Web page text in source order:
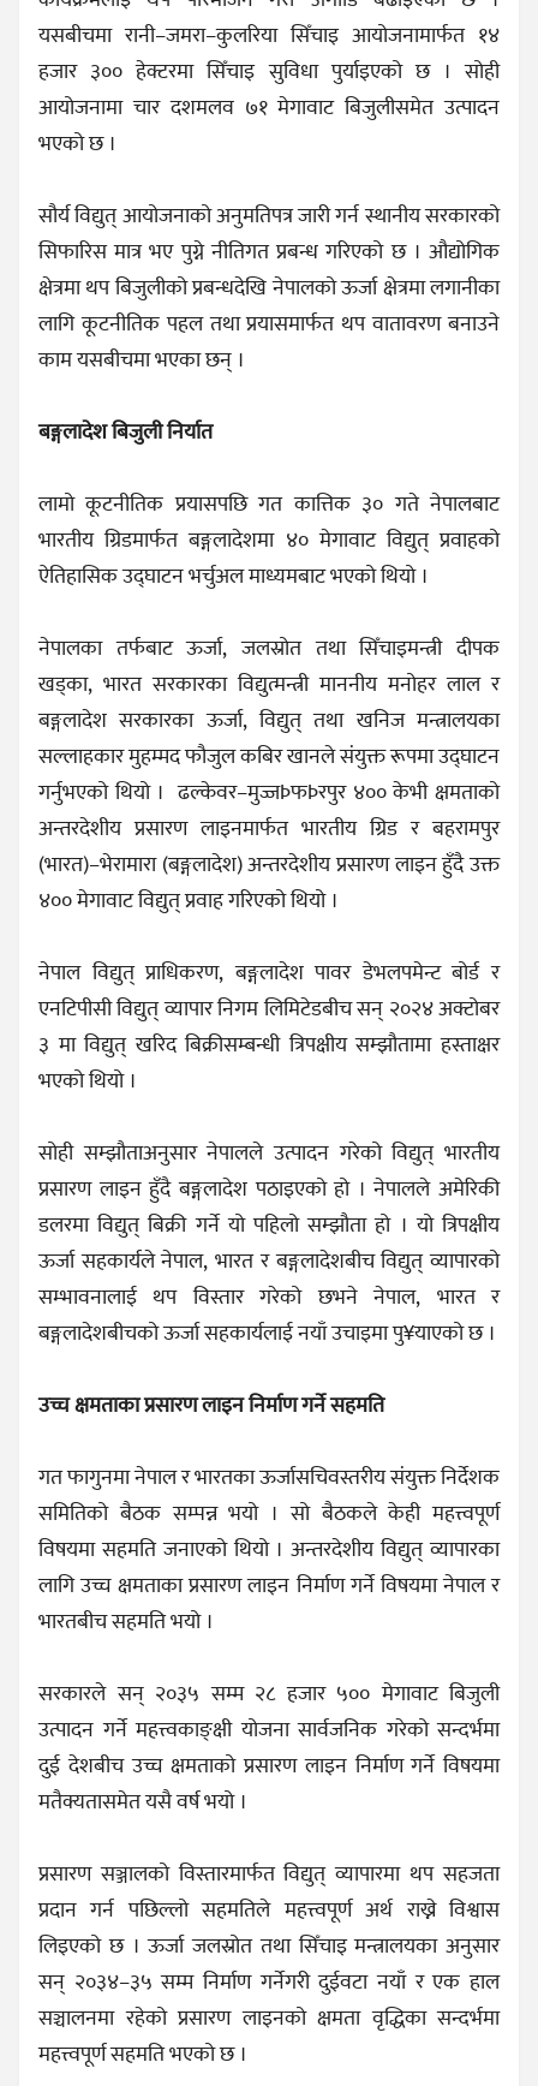
यसबीचमा रानी–जमरा–कुलरिया सिँचाइ आयोजनामार्फत १४
हजार ३०० हेक्टरमा सिँचाइ सुविधा पुर्याइएको छ । सोही
आयोजनामा चार दशमलव ७१ मेगावाट बिजुलीसमेत उत्पादन
भएको छ ।
सौर्य विद्युत् आयोजनाको अनुमतिपत्र जारी गर्न स्थानीय सरकारको
सिफारिस मात्र भए पुग्ने नीतिगत प्रबन्ध गरिएको छ । औद्योगिक
क्षेत्रमा थप बिजुलीको प्रबन्धदेखि नेपालको ऊर्जा क्षेत्रमा लगानीका
लागि कूटनीतिक पहल तथा प्रयासमार्फत थप वातावरण बनाउने
काम यसबीचमा भएका छन् ।
बङ्गलादेश बिजुली निर्यात
लामो कूटनीतिक प्रयासपछि गत कात्तिक ३० गते नेपालबाट
भारतीय ग्रिडमार्फत बङ्गलादेशमा ४० मेगावाट विद्युत् प्रवाहको
ऐतिहासिक उद्घाटन भर्चुअल माध्यमबाट भएको थियो ।
नेपालका तर्फबाट ऊर्जा, जलस्रोत तथा सिँचाइमन्त्री दीपक
खड्का, भारत सरकारका विद्युत्मन्त्री माननीय मनोहर लाल र
बङ्गलादेश सरकारका ऊर्जा, विद्युत् तथा खनिज मन्त्रालयका
सल्लाहकार मुहम्मद फौजुल कबिर खानले संयुक्त रूपमा उद्घाटन
गर्नुभएको थियो । ढल्केवर–मुज्जÞफÞरपुर ४०० केभी क्षमताको
अन्तरदेशीय प्रसारण लाइनमार्फत भारतीय ग्रिड र बहरामपुर
(भारत)–भेरामारा (बङ्गलादेश) अन्तरदेशीय प्रसारण लाइन हुँदै उक्त
४०० मेगावाट विद्युत् प्रवाह गरिएको थियो ।
नेपाल विद्युत् प्राधिकरण, बङ्गलादेश पावर डेभलपमेन्ट बोर्ड र
एनटिपीसी विद्युत् व्यापार निगम लिमिटेडबीच सन् २०२४ अक्टोबर
३ मा विद्युत् खरिद बिक्रीसम्बन्धी त्रिपक्षीय सम्झौतामा हस्ताक्षर
भएको थियो ।
सोही सम्झौताअनुसार नेपालले उत्पादन गरेको विद्युत् भारतीय
प्रसारण लाइन हुँदै बङ्गलादेश पठाइएको हो । नेपालले अमेरिकी
डलरमा विद्युत् बिक्री गर्ने यो पहिलो सम्झौता हो । यो त्रिपक्षीय
ऊर्जा सहकार्यले नेपाल, भारत र बङ्गलादेशबीच विद्युत् व्यापारको
सम्भावनालाई थप विस्तार गरेको छभने नेपाल, भारत र
बङ्गलादेशबीचको ऊर्जा सहकार्यलाई नयाँ उचाइमा पु¥याएको छ ।
उच्च क्षमताका प्रसारण लाइन निर्माण गर्ने सहमति
गत फागुनमा नेपाल र भारतका ऊर्जासचिवस्तरीय संयुक्त निर्देशक
समितिको बैठक सम्पन्न भयो । सो बैठकले केही महत्त्वपूर्ण
विषयमा सहमति जनाएको थियो । अन्तरदेशीय विद्युत् व्यापारका
लागि उच्च क्षमताका प्रसारण लाइन निर्माण गर्ने विषयमा नेपाल र
भारतबीच सहमति भयो ।
सरकारले सन् २०३५ सम्म २८ हजार ५०० मेगावाट बिजुली
उत्पादन गर्ने महत्त्वकाङ्क्षी योजना सार्वजनिक गरेको सन्दर्भमा
दुई देशबीच उच्च क्षमताको प्रसारण लाइन निर्माण गर्ने विषयमा
मतैक्यतासमेत यसै वर्ष भयो ।
प्रसारण सञ्जालको विस्तारमार्फत विद्युत् व्यापारमा थप सहजता
प्रदान गर्न पछिल्लो सहमतिले महत्त्वपूर्ण अर्थ राख्ने विश्वास
लिइएको छ । ऊर्जा जलस्रोत तथा सिँचाइ मन्त्रालयका अनुसार
सन् २०३४–३५ सम्म निर्माण गर्नेगरी दुईवटा नयाँ र एक हाल
सञ्चालनमा रहेको प्रसारण लाइनको क्षमता वृद्धिका सन्दर्भमा
महत्त्वपूर्ण सहमति भएको छ ।